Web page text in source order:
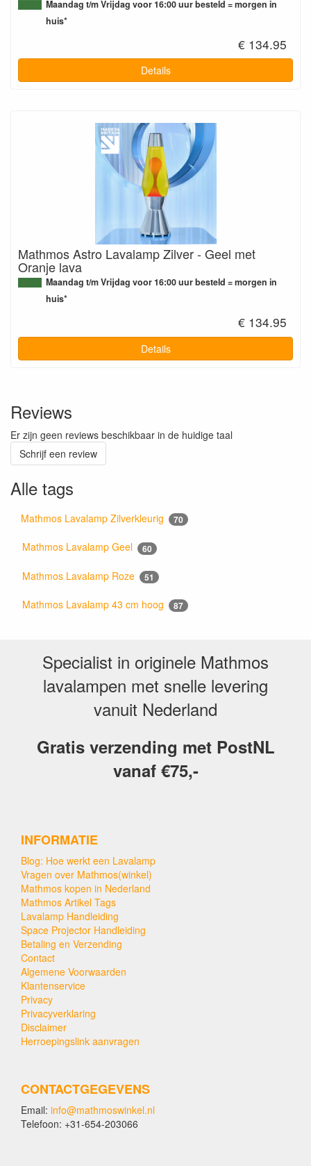
Maandag t/m Vrijdag voor 16:00 uur besteld = morgen in
huis*
€ 134.95
Details
Mathmos Astro Lavalamp Zilver - Geel met
Oranje lava
Maandag t/m Vrijdag voor 16:00 uur besteld = morgen in
huis*
€ 134.95
Details
Reviews
Er zijn geen reviews beschikbaar in de huidige taal
Schrijf een review
Alle tags
Mathmos Lavalamp Zilverkleurig 70
Mathmos Lavalamp Geel 60
Mathmos Lavalamp Roze 51
Mathmos Lavalamp 43 cm hoog 87
Specialist in originele Mathmos
lavalampen met snelle levering
vanuit Nederland
Gratis verzending met PostNL
vanaf €75,-
INFORMATIE
Blog: Hoe werkt een Lavalamp
Vragen over Mathmos(winkel)
Mathmos kopen in Nederland
Mathmos Artikel Tags
Lavalamp Handleiding
Space Projector Handleiding
Betaling en Verzending
Contact
Algemene Voorwaarden
Klantenservice
Privacy
Privacyverklaring
Disclaimer
Herroepingslink aanvragen
CONTACTGEGEVENS
Email: info@mathmoswinkel.nl
Telefoon: +31-654-203066